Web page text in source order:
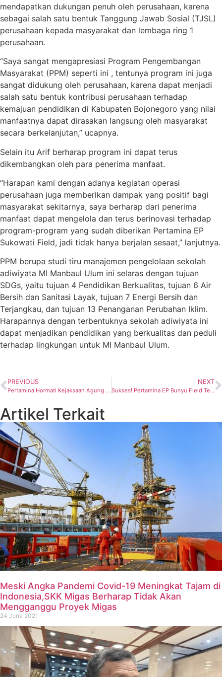
mendapatkan dukungan penuh oleh perusahaan, karena
sebagai salah satu bentuk Tanggung Jawab Sosial (TJSL)
perusahaan kepada masyarakat dan lembaga ring 1
perusahaan.
“Saya sangat mengapresiasi Program Pengembangan
Masyarakat (PPM) seperti ini , tentunya program ini juga
sangat didukung oleh perusahaan, karena dapat menjadi
salah satu bentuk kontribusi perusahaan terhadap
kemajuan pendidikan di Kabupaten Bojonegoro yang nilai
manfaatnya dapat dirasakan langsung oleh masyarakat
secara berkelanjutan,” ucapnya.
Selain itu Arif berharap program ini dapat terus
dikembangkan oleh para penerima manfaat.
“Harapan kami dengan adanya kegiatan operasi
perusahaan juga memberikan dampak yang positif bagi
masyarakat sekitarnya, saya berharap dari penerima
manfaat dapat mengelola dan terus berinovasi terhadap
program-program yang sudah diberikan Pertamina EP
Sukowati Field, jadi tidak hanya berjalan sesaat,” lanjutnya.
PPM berupa studi tiru manajemen pengelolaan sekolah
adiwiyata MI Manbaul Ulum ini selaras dengan tujuan
SDGs, yaitu tujuan 4 Pendidikan Berkualitas, tujuan 6 Air
Bersih dan Sanitasi Layak, tujuan 7 Energi Bersih dan
Terjangkau, dan tujuan 13 Penanganan Perubahan Iklim.
Harapannya dengan terbentuknya sekolah adiwiyata ini
dapat menjadikan pendidikan yang berkualitas dan peduli
terhadap lingkungan untuk MI Manbaul Ulum.
PREVIOUS
Pertamina Hormati Kejaksaan Agung dalam Kasus 7 TSK Tindak Pidana Korupsi Tata Kelola Minyak Mentah
NEXT
Sukses! Pertamina EP Bunyu Field Tegaskan Komitmen dan Program Keselamatan Kerja
Artikel Terkait
Meski Angka Pandemi Covid-19 Meningkat Tajam di
Indonesia,SKK Migas Berharap Tidak Akan
Mengganggu Proyek Migas
24 June 2021